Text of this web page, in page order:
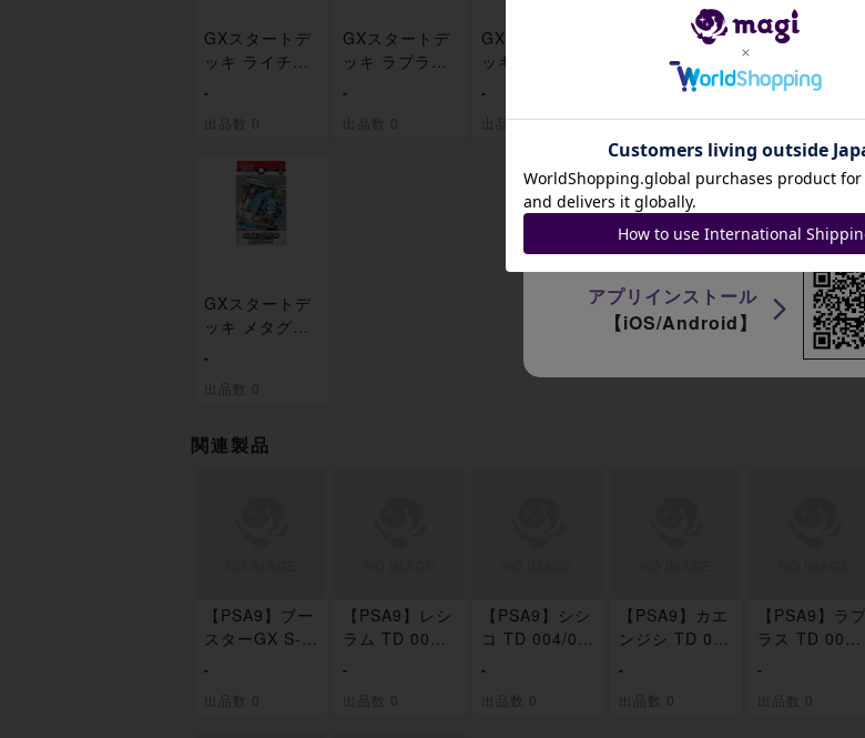
GXスタートデ
ッキ ライチュ
-
出品数 0
GXスタートデ
ッキ ラプラス
-
出品数 0
GXスタートデ
ッキ ミュウツ
-
出品数 0
GXスタートデ
ッキ リザード
ン 未開封
出品数 0
GXスタートデ
ス 未開封
-
出品数 0
GXスタートデ
ッキ メタグロ
-
出品数 0
関連製品
【PSA9】ブー
スターGX S-T
-
出品数 0
【PSA9】レシ
ラム TD 003/0
-
出品数 0
【PSA9】シシ
コ TD 004/03
-
出品数 0
【PSA9】カエ
ンジシ TD 00
-
出品数 0
【PSA9】ラプ
ラス TD 006/0
-
出品数 0
招待コード
JA9XS8
アプリインストール
【iOS/Android】